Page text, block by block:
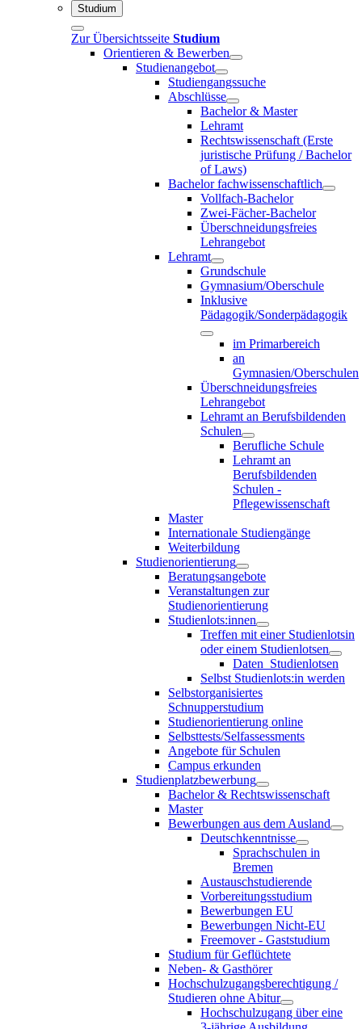
Studium
Zur Übersichtsseite Studium
Orientieren & Bewerben
Studienangebot
Studiengangssuche
Abschlüsse
Bachelor & Master
Lehramt
Rechtswissenschaft (Erste
juristische Prüfung / Bachelor
of Laws)
Bachelor fachwissenschaftlich
Vollfach-Bachelor
Zwei-Fächer-Bachelor
Überschneidungsfreies
Lehrangebot
Lehramt
Grundschule
Gymnasium/Oberschule
Inklusive
Pädagogik/Sonderpädagogik
im Primarbereich
an
Gymnasien/Oberschulen
Überschneidungsfreies
Lehrangebot
Lehramt an Berufsbildenden
Schulen
Berufliche Schule
Lehramt an
Berufsbildenden
Schulen -
Pflegewissenschaft
Master
Internationale Studiengänge
Weiterbildung
Studienorientierung
Beratungsangebote
Veranstaltungen zur
Studienorientierung
Studienlots:innen
Treffen mit einer Studienlotsin
oder einem Studienlotsen
Daten_Studienlotsen
Selbst Studienlots:in werden
Selbstorganisiertes
Schnupperstudium
Studienorientierung online
Selbsttests/Selfassessments
Angebote für Schulen
Campus erkunden
Studienplatzbewerbung
Bachelor & Rechtswissenschaft
Master
Bewerbungen aus dem Ausland
Deutschkenntnisse
Sprachschulen in
Bremen
Austauschstudierende
Vorbereitungsstudium
Bewerbungen EU
Bewerbungen Nicht-EU
Freemover - Gaststudium
Studium für Geflüchtete
Neben- & Gasthörer
Hochschulzugangsberechtigung /
Studieren ohne Abitur
Hochschulzugang über eine